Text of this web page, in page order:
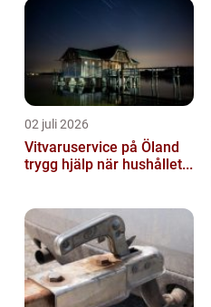
02 juli 2026
Vitvaruservice på Öland
trygg hjälp när hushållet...